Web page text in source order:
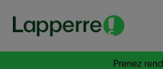
Prenez